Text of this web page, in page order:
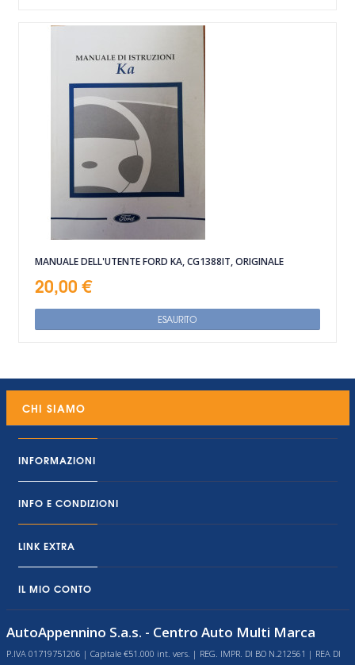
MANUALE DELL'UTENTE FORD KA, CG1388IT, ORIGINALE
20,00 €
ESAURITO
CHI SIAMO
INFORMAZIONI
INFO E CONDIZIONI
LINK EXTRA
IL MIO CONTO
AutoAppennino S.a.s. - Centro Auto Multi Marca
P.IVA 01719751206 | Capitale €51.000 int. vers. | REG. IMPR. DI BO N.212561 | REA DI